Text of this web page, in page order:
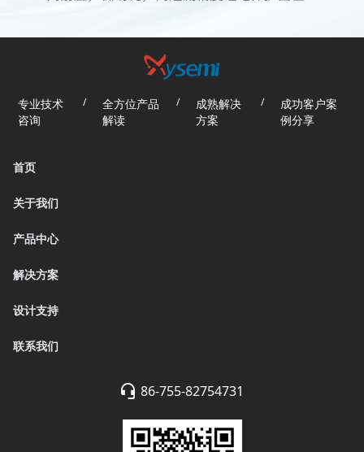
专业技术
咨询
/
全方位产品
解读
/
成熟解决
方案
/
成功客户案
例分享
首页
关于我们
产品中心
解决方案
设计支持
联系我们
86-755-82754731